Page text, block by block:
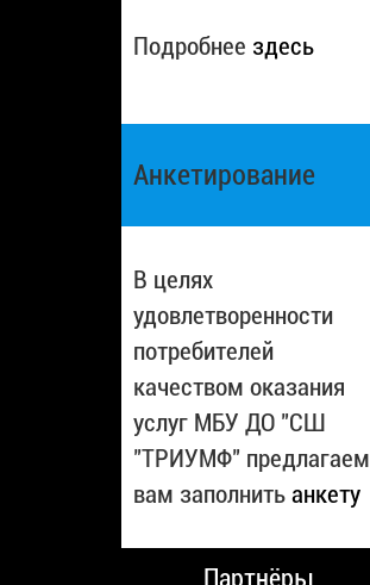
Подробнее здесь
Анкетирование
В целях
удовлетворенности
потребителей
качеством оказания
услуг МБУ ДО "СШ
"ТРИУМФ" предлагаем
вам заполнить анкету
Партнёры